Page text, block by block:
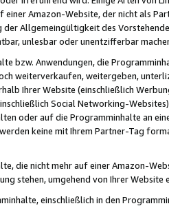
Amazon-Website, der nicht als
der Allgemeingültigkeit des
unlesbar oder unentzifferbar
bzw. Anwendungen, die
weiterverkaufen, weitergeben,
Ihrer Website (einschließlich
Social Networking-
oder auf die Programminhalte an
keine mit Ihrem Partner-Tag
die nicht mehr auf einer Amazon-
stehen, umgehend von Ihrer
einschließlich in den